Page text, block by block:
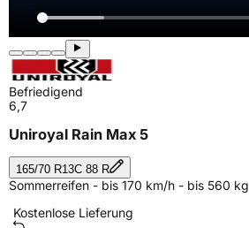
Befriedigend
6,7
Uniroyal Rain Max 5
165/70 R13C 88 R
Sommerreifen - bis 170 km/h - bis 560 kg
Kostenlose Lieferung